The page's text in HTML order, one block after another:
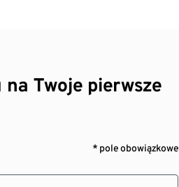
Twoje pierwsze
* pole obowiązkowe